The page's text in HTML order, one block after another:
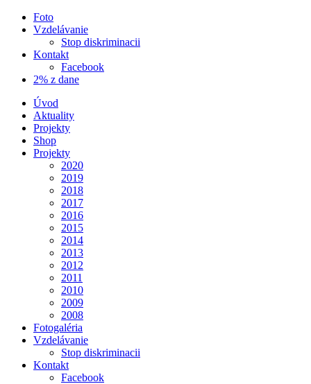
Foto
Vzdelávanie
Stop diskriminacii
Kontakt
Facebook
2% z dane
Úvod
Aktuality
Projekty
Shop
Projekty
2020
2019
2018
2017
2016
2015
2014
2013
2012
2011
2010
2009
2008
Fotogaléria
Vzdelávanie
Stop diskriminacii
Kontakt
Facebook